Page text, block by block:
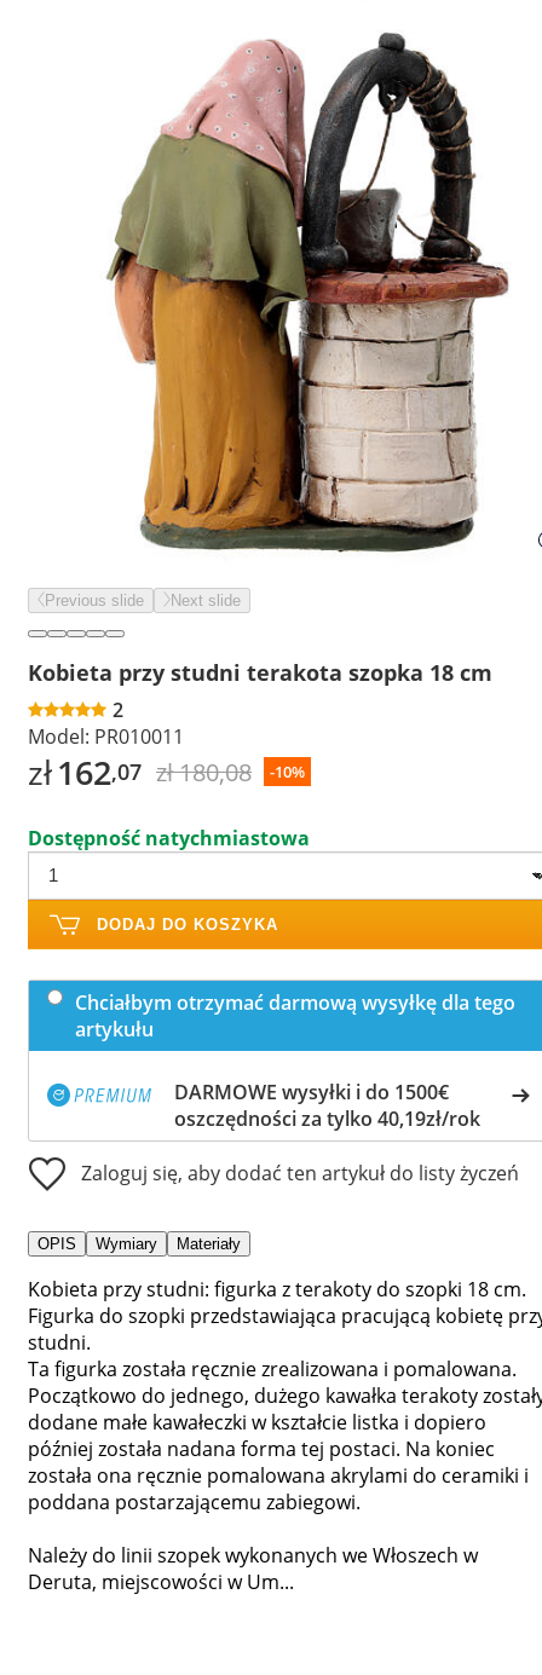
Previous slide Next slide
Kobieta przy studni terakota szopka 18 cm
2
Model: PR010011
zł162,07 zł 180,08 -10%
Dostępność natychmiastowa
DODAJ DO KOSZYKA
Chciałbym otrzymać darmową wysyłkę dla tego
artykułu
DARMOWE wysyłki i do 1500€
oszczędności za tylko 40,19zł/rok
Zaloguj się, aby dodać ten artykuł do listy życzeń
OPIS Wymiary Materiały
Kobieta przy studni: figurka z terakoty do szopki 18 cm.
Figurka do szopki przedstawiająca pracującą kobietę
studni.
Ta figurka została ręcznie zrealizowana i pomalowana.
Początkowo do jednego, dużego kawałka terakoty
dodane małe kawałeczki w kształcie listka i dopiero
później została nadana forma tej postaci. Na koniec
została ona ręcznie pomalowana akrylami do ceramiki i
poddana postarzającemu zabiegowi.
Należy do linii szopek wykonanych we Włoszech w
Deruta, miejscowości w Um...